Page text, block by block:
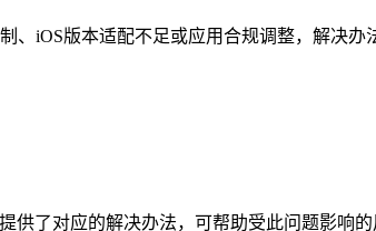
、iOS版本适配不足或应用合规调整，解决办
供了对应的解决办法，可帮助受此问题影响